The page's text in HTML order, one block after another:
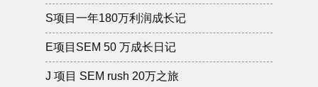
联系Leizi
Wechat